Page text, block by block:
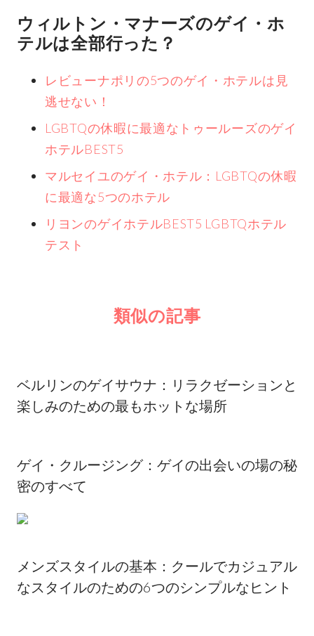
ウィルトン・マナーズのゲイ・ホ
テルは全部行った？
レビューナポリの5つのゲイ・ホテルは見
逃せない！
LGBTQの休暇に最適なトゥールーズのゲイ
ホテルBEST5
マルセイユのゲイ・ホテル：LGBTQの休暇
に最適な5つのホテル
リヨンのゲイホテルBEST5 LGBTQホテル
テスト
類似の記事
ベルリンのゲイサウナ：リラクゼーションと
楽しみのための最もホットな場所
ゲイ・クルージング：ゲイの出会いの場の秘
密のすべて
メンズスタイルの基本：クールでカジュアル
なスタイルのための6つのシンプルなヒント